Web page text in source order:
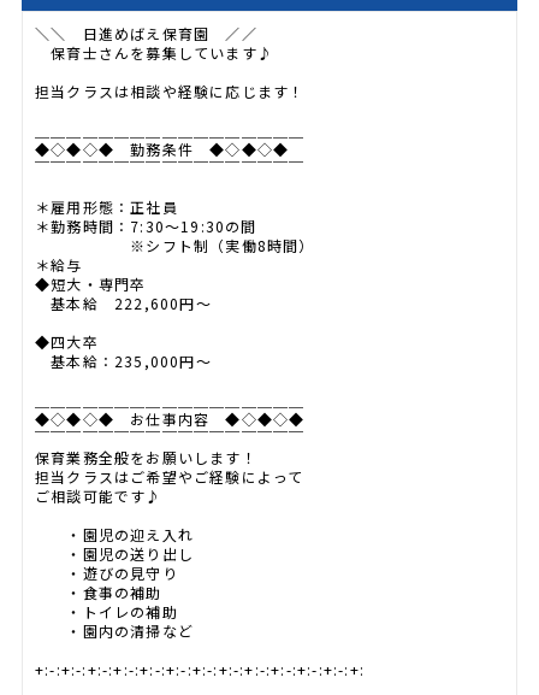
＼＼ 日進めばえ保育園 ／／
保育士さんを募集しています♪
担当クラスは相談や経験に応じます！
◆◇◆◇◆ 勤務条件 ◆◇◆◇◆
￣￣￣￣￣￣￣￣￣￣￣￣￣￣￣￣￣
＊雇用形態：正社員
＊勤務時間：7:30～19:30の間
※シフト制（実働8時間）
＊給与
◆短大・専門卒
基本給 222,600円～
◆四大卒
基本給：235,000円～
◆◇◆◇◆ お仕事内容 ◆◇◆◇◆
￣￣￣￣￣￣￣￣￣￣￣￣￣￣￣￣￣
保育業務全般をお願いします！
担当クラスはご希望やご経験によって
ご相談可能です♪
・園児の迎え入れ
・園児の送り出し
・遊びの見守り
・食事の補助
・トイレの補助
・園内の清掃など
+:-:+:-:+:-:+:-:+:-:+:-:+:-:+:-:+:-:+:-:+:-:+:-:+: